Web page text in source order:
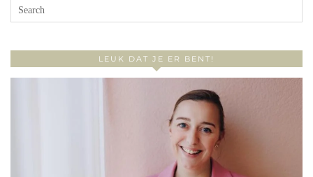
LEUK DAT JE ER BENT!